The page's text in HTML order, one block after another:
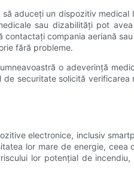
aduceți un dispozitiv medical
sau dizabilități pot
compania aeriană
fără probleme.
o adeverință
securitate solicită verificarea
electronice, inclusiv
lor mare de energie, ceea
lor potențial de incendiu,